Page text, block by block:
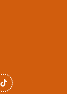
i
k
t